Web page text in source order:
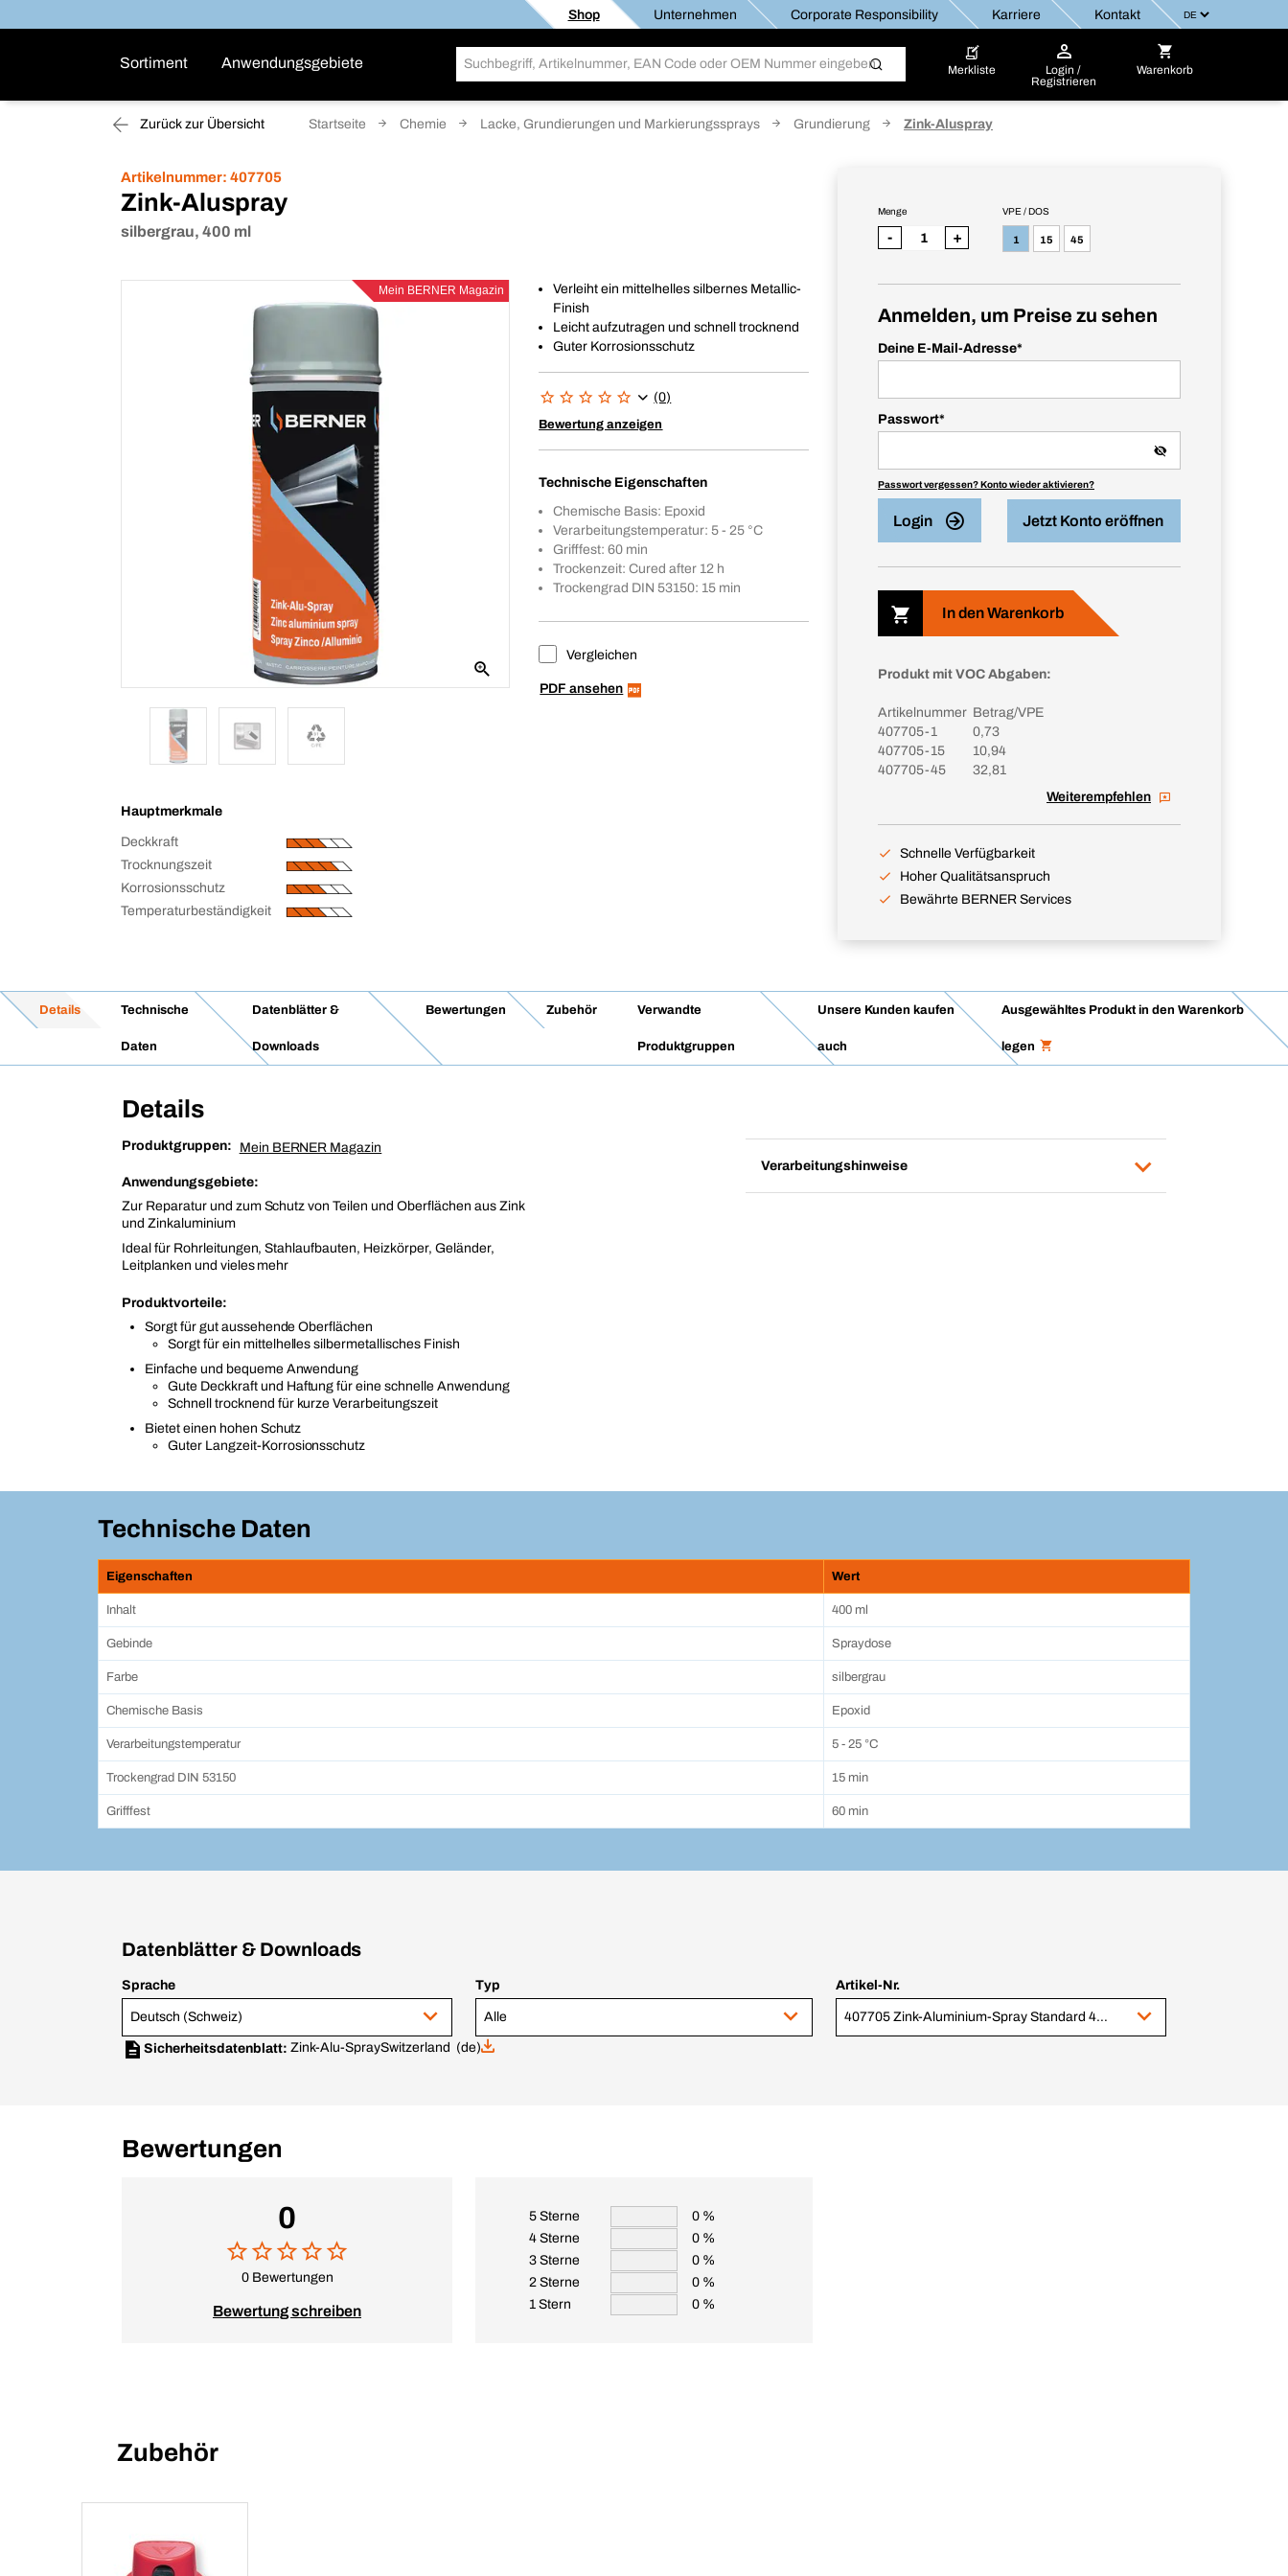
Shop Unternehmen Corporate Responsibility Karriere Kontakt
Sortiment Anwendungsgebiete Merkliste
Login /
Registrieren
Warenkorb
Zurück zur Übersicht Startseite Chemie Lacke, Grundierungen und Markierungssprays Grundierung Zink-Aluspray
Artikelnummer: 407705
Zink-Aluspray
silbergrau, 400 ml
Mein BERNER Magazin
Hauptmerkmale
Deckkraft
Trocknungszeit
Korrosionsschutz
Temperaturbeständigkeit
Verleiht ein mittelhelles silbernes Metallic-
Finish
Leicht aufzutragen und schnell trocknend
Guter Korrosionsschutz
(0)
Bewertung anzeigen
Technische Eigenschaften
Chemische Basis: Epoxid
Verarbeitungstemperatur: 5 - 25 °C
Grifffest: 60 min
Trockenzeit: Cured after 12 h
Trockengrad DIN 53150: 15 min
Vergleichen
PDF ansehen
VPE / DOS
1 15 45
Menge
- +
Anmelden, um Preise zu sehen
Deine E-Mail-Adresse*
Passwort*
Passwort vergessen? Konto wieder aktivieren?
Login Jetzt Konto eröffnen
In den Warenkorb
Produkt mit VOC Abgaben:
Artikelnummer Betrag/VPE
407705-1
0,73
407705-15
10,94
407705-45
32,81
Weiterempfehlen
Schnelle Verfügbarkeit
Hoher Qualitätsanspruch
Bewährte BERNER Services
Details Technische
Daten
Datenblätter &
Downloads
Bewertungen Zubehör Verwandte
Produktgruppen
Unsere Kunden kaufen
auch
Ausgewähltes Produkt in den Warenkorb
legen
Details
Produktgruppen: Mein BERNER Magazin
Anwendungsgebiete:
Zur Reparatur und zum Schutz von Teilen und Oberflächen aus Zink
und Zinkaluminium
Ideal für Rohrleitungen, Stahlaufbauten, Heizkörper, Geländer,
Leitplanken und vieles mehr
Produktvorteile:
Sorgt für gut aussehende Oberflächen
Sorgt für ein mittelhelles silbermetallisches Finish
Einfache und bequeme Anwendung
Gute Deckkraft und Haftung für eine schnelle Anwendung
Schnell trocknend für kurze Verarbeitungszeit
Bietet einen hohen Schutz
Guter Langzeit-Korrosionsschutz
Verarbeitungshinweise
Technische Daten
Eigenschaften Wert
Inhalt 400 ml
Gebinde Spraydose
Farbe silbergrau
Chemische Basis Epoxid
Verarbeitungstemperatur 5 - 25 °C
Trockengrad DIN 53150 15 min
Grifffest 60 min
Datenblätter & Downloads
Sprache
Deutsch (Schweiz)
Typ
Alle
Artikel-Nr.
407705 Zink-Aluminium-Spray Standard 400 ml
Sicherheitsdatenblatt: Zink-Alu-SpraySwitzerland (de)
Bewertungen
0
0 Bewertungen
Bewertung schreiben
5 Sterne
0 %
4 Sterne
0 %
3 Sterne
0 %
2 Sterne
0 %
1 Stern
0 %
Zubehör